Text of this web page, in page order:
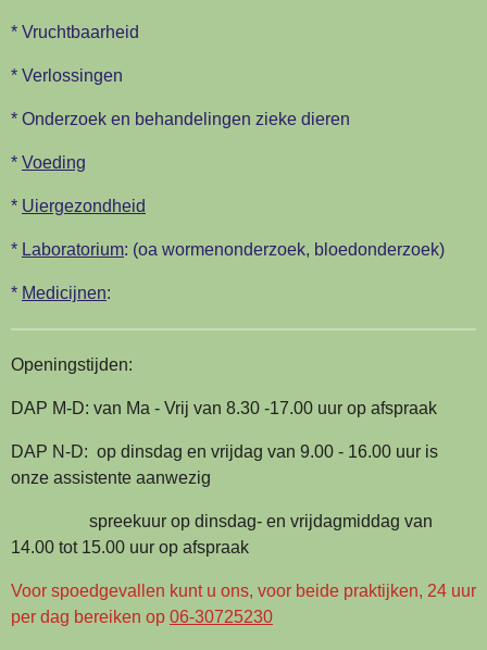
* Vruchtbaarheid
* Verlossingen
* Onderzoek en behandelingen zieke dieren
* Voeding
* Uiergezondheid
* Laboratorium: (oa wormenonderzoek, bloedonderzoek)
* Medicijnen:
Openingstijden:
DAP M-D: van Ma - Vrij van 8.30 -17.00 uur op afspraak
DAP N-D: op dinsdag en vrijdag van 9.00 - 16.00 uur is
onze assistente aanwezig
spreekuur op dinsdag- en vrijdagmiddag van
14.00 tot 15.00 uur op afspraak
Voor spoedgevallen kunt u ons, voor beide praktijken, 24 uur
per dag bereiken op 06-30725230